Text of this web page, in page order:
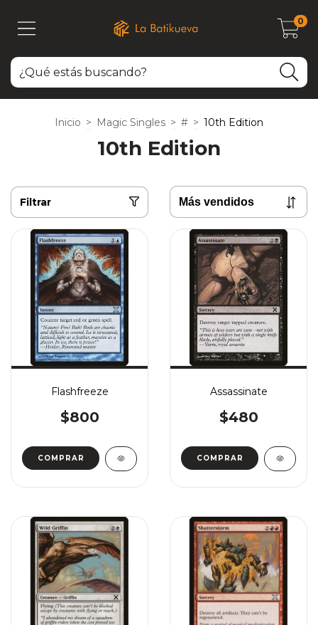
0
Inicio > Magic Singles > # > 10th Edition
10th Edition
Filtrar
Flashfreeze
$800
COMPRAR
Assassinate
$480
COMPRAR